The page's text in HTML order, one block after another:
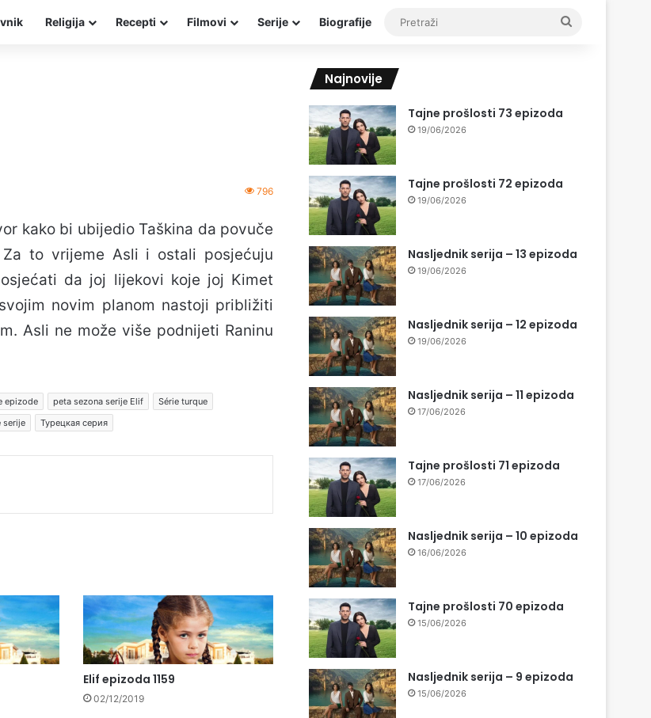
Religija Recepti Filmovi Serije Biografije
796
kako bi ubijedio Taškina da povuče
to vrijeme Asli i ostali posjećuju
da joj lijekovi koje joj Kimet
novim planom nastoji približiti
Asli ne može više podnijeti Raninu
epizode peta sezona serije Elif
Série turque
serije Турецкая серия
Elif epizoda 1159
02/12/2019
Najnovije
Tajne prošlosti 73 epizoda
19/06/2026
Tajne prošlosti 72 epizoda
19/06/2026
Nasljednik serija – 13 epizoda
19/06/2026
Nasljednik serija – 12 epizoda
19/06/2026
Nasljednik serija – 11 epizoda
17/06/2026
Tajne prošlosti 71 epizoda
17/06/2026
Nasljednik serija – 10 epizoda
16/06/2026
Tajne prošlosti 70 epizoda
15/06/2026
Nasljednik serija – 9 epizoda
15/06/2026